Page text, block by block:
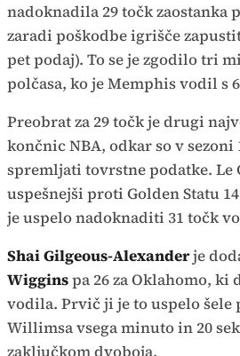
nadoknadila 29 točk zaostanka
zaradi poškodbe igrišče
pet podaj). To se je zgodilo tri
polčasa, ko je Memphis vodil s
Preobrat za 29 točk je drugi
končnic NBA, odkar so v sezoni
spremljati tovrstne podatke.
uspešnejši proti Golden Statu
je uspelo nadoknaditi 31 točk
Shai Gilgeous-Alexanderje
Wigginspa 26 za Oklahomo, ki
vodila. Prvič ji je to uspelo
Willimsa vsega minuto in 20